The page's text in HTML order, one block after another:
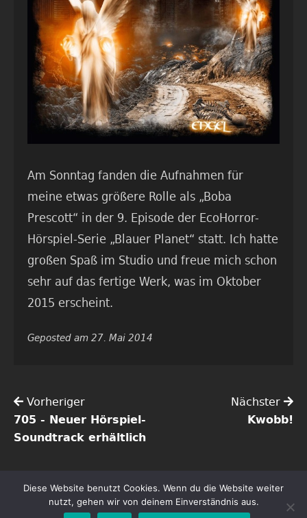
Am Sonntag fanden die Aufnahmen für
meine etwas größere Rolle als „Boba
Prescott“ in der 9. Episode der EcoHorror-
Hörspiel-Serie „Blauer Planet“ statt. Ich hatte
großen Spaß im Studio und freue mich schon
sehr auf das fertige Werk, was im Oktober
2015 erscheint.
Geposted am 27. Mai 2014
Vorheriger
705 - Neuer Hörspiel-
Soundtrack erhältlich
Nächster
Kwobb!
Copyright ©2026 Tim Gössler | Alle Rechte vorbehalten.
Diese Website benutzt Cookies. Wenn du die Website weiter
nutzt, gehen wir von deinem Einverständnis aus.